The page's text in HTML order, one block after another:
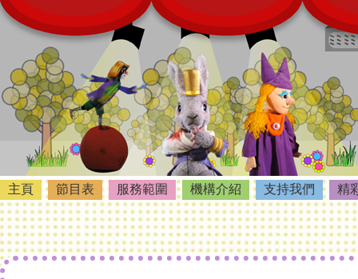
主頁 節目表 服務範圍 機構介紹 支持我們 精